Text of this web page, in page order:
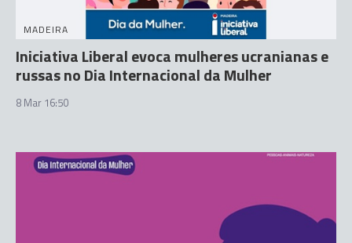
MADEIRA
Iniciativa Liberal evoca mulheres ucranianas e
russas no Dia Internacional da Mulher
8 Mar 16:50